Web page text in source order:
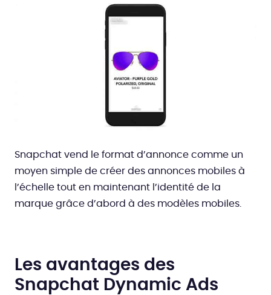
Snapchat vend le format d’annonce comme un
moyen simple de créer des annonces mobiles à
l’échelle tout en maintenant l’identité de la
marque grâce d’abord à des modèles mobiles.
Les avantages des
Snapchat Dynamic Ads